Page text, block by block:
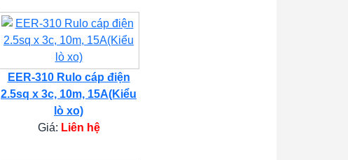
EER-310 Rulo cáp điện
2.5sq x 3c, 10m, 15A(Kiểu
lò xo)
Giá: Liên hệ